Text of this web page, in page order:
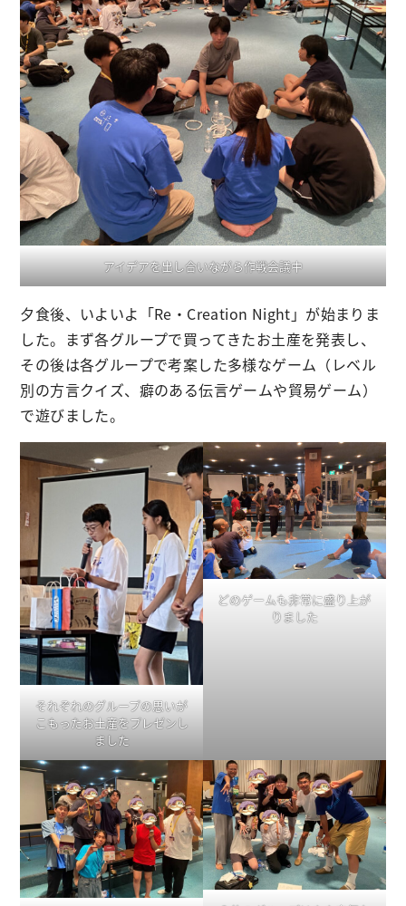
アイデアを出し合いながら作戦会議中
夕食後、いよいよ「Re・Creation Night」が始まりま
した。まず各グループで買ってきたお土産を発表し、
その後は各グループで考案した多様なゲーム（レベル
別の方言クイズ、癖のある伝言ゲームや貿易ゲーム）
で遊びました。
それぞれのグループの思いが
こもったお土産をプレゼンし
ました
どのゲームも非常に盛り上が
りました